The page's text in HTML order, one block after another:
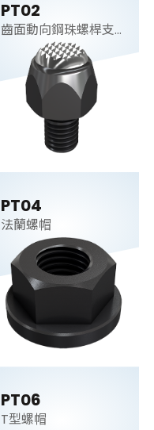
PT02
齒面動向鋼珠螺桿支
PT04
法蘭螺帽
PT06
T型螺帽